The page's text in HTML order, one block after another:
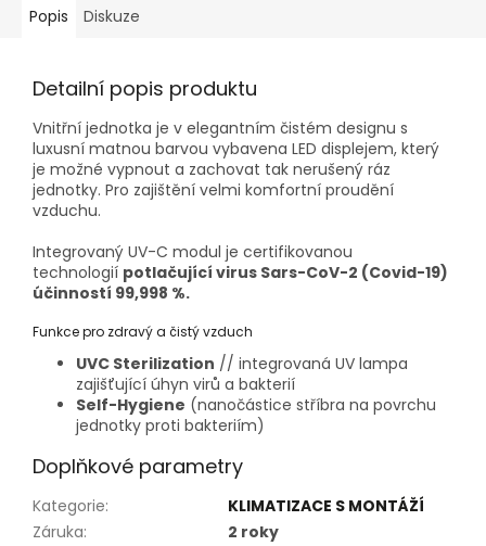
Popis Diskuze
Detailní popis produktu
Vnitřní jednotka je v elegantním čistém designu s
luxusní matnou barvou vybavena LED displejem, který
je možné vypnout a zachovat tak nerušený ráz
jednotky. Pro zajištění velmi komfortní proudění
vzduchu.
Integrovaný UV-C modul je certifikovanou
technologií potlačující virus Sars-CoV-2 (Covid-19)
účinností 99,998 %.
Funkce pro zdravý a čistý vzduch
UVC Sterilization // integrovaná UV lampa
zajišťující úhyn virů a bakterií
Self-Hygiene (nanočástice stříbra na povrchu
jednotky proti bakteriím)
Doplňkové parametry
Kategorie:
KLIMATIZACE S MONTÁŽÍ
Záruka:
2 roky